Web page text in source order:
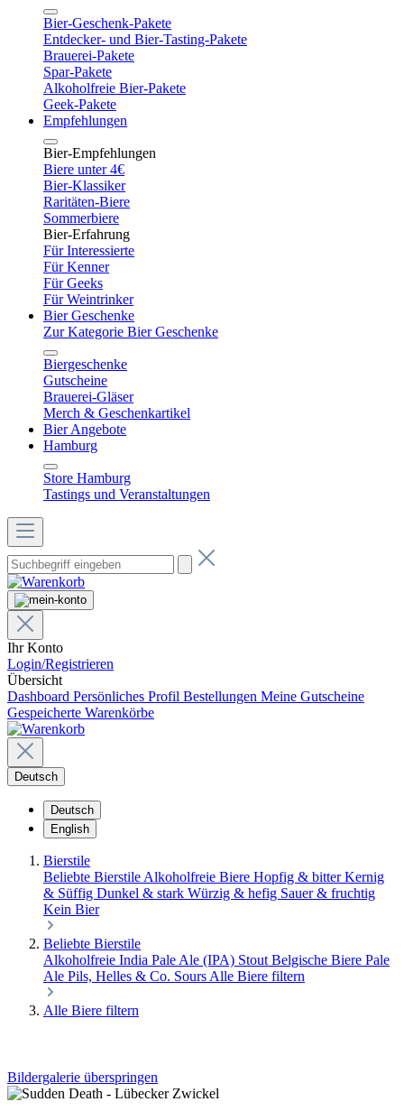
Bier-Geschenk-Pakete
Entdecker- und Bier-Tasting-Pakete
Brauerei-Pakete
Spar-Pakete
Alkoholfreie Bier-Pakete
Geek-Pakete
Empfehlungen
Bier-Empfehlungen
Biere unter 4€
Bier-Klassiker
Raritäten-Biere
Sommerbiere
Bier-Erfahrung
Für Interessierte
Für Kenner
Für Geeks
Für Weintrinker
Bier Geschenke
Zur Kategorie Bier Geschenke
Biergeschenke
Gutscheine
Brauerei-Gläser
Merch & Geschenkartikel
Bier Angebote
Hamburg
Store Hamburg
Tastings und Veranstaltungen
Ihr Konto
Login/Registrieren
Übersicht
Dashboard Persönliches Profil Bestellungen Meine Gutscheine
Gespeicherte Warenkörbe
Deutsch
Deutsch
English
Bierstile
Beliebte Bierstile Alkoholfreie Biere Hopfig & bitterKernig
& Süffig Dunkel & stark Würzig & hefig Sauer & fruchtig
Kein Bier
Beliebte Bierstile
Alkoholfreie India Pale Ale (IPA) Stout Belgische Biere Pale
Ale Pils, Helles & Co. Sours Alle Biere filtern
Alle Biere filtern
Bildergalerie überspringen